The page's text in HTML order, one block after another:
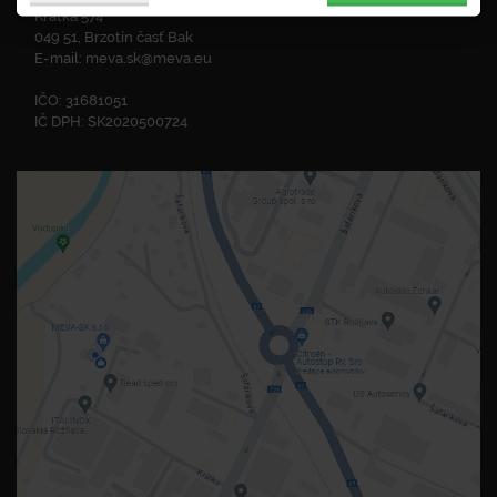
Krátka 574
049 51, Brzotín časť Bak
E-mail: meva.sk@meva.eu
IČO: 31681051
IČ DPH: SK2020500724